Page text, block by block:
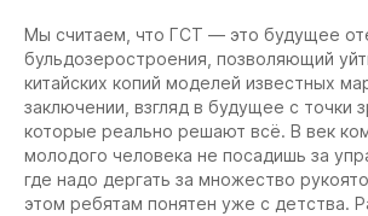
Мы считаем, что ГСТ — это будущее
бульдозеростроения, позволяющий
китайских копий моделей известных
заключении, взгляд в будущее с точки
которые реально решают всё. В век
молодого человека не посадишь за
где надо дергать за множество
этом ребятам понятен уже с детства.